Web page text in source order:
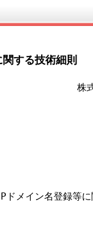
する技術細則
株式
イン名登録等に